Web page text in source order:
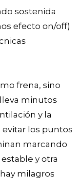
sostenida
efecto on/off)
frena, sino
minutos
y la
los puntos
marcando
y otra
milagros